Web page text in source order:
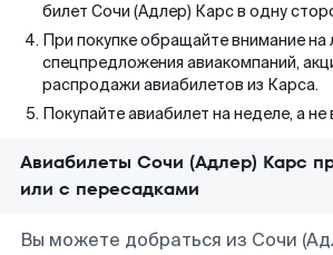
билет Сочи (Адлер) Карс в одну
При покупке обращайте внимание на
спецпредложения авиакомпаний,
распродажи авиабилетов из Карса.
Покупайте авиабилет на неделе, а
Авиабилеты Сочи (Адлер) Карс
или с пересадками
Вы можете добраться из Сочи